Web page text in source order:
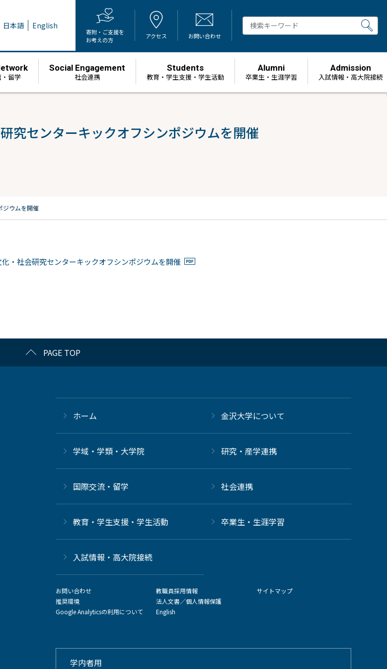
日本語 English
寄附・ご支援を
お考えの方
アクセス お問い合わせ
留学
Social Engagement
社会連携
Students
教育・学生支援・学生活動
Alumni
卒業生・生涯学習
Admission
⼊試情報・高大院接続
究センターキックオフシンポジウムを開催
ジウムを開催
・社会研究センターキックオフシンポジウムを開催
PAGE TOP
ホーム 金沢大学について
学域・学類・大学院 研究・産学連携
国際交流・留学 社会連携
教育・学生支援・学生活動 卒業生・生涯学習
⼊試情報・高大院接続
お問い合わせ
推奨環境
Google Analyticsの利用について
教職員採用情報
法人文書／個人情報保護
English
サイトマップ
学内者用